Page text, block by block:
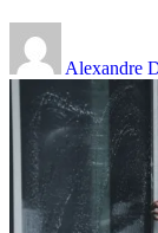
Alexandre